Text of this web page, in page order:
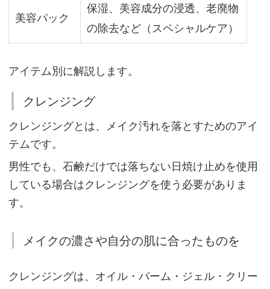
ブ
ス
化
粧
容
美容パック
保湿、美容成分の浸透、老廃物
の除去など（スペシャルケア）
アイテム別に解説します。
クレンジング
クレンジングとは、メイク汚れを落とすためのアイ
テムです。
男性でも、石鹸だけでは落ちない日焼け止めを使用
している場合はクレンジングを使う必要がありま
す。
メイクの濃さや自分の肌に合ったものを
クレンジングは、オイル・バーム・ジェル・クリー